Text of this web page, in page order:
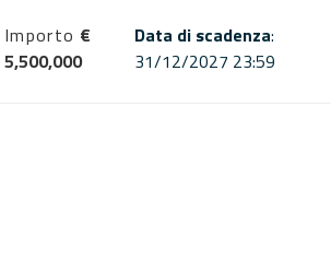
Importo €
5,500,000
Data di scadenza:
31/12/2027 23:59